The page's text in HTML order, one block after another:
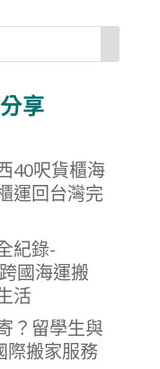
享
40呎貨櫃海
運回台灣完
紀錄-
國海運搬
活
？留學生與
際搬家服務